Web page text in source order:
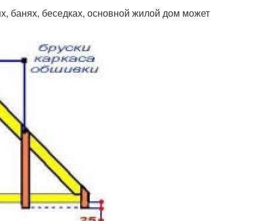
банях, беседках, основной жилой дом может